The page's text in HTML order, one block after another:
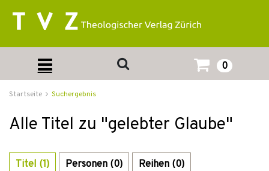
0
Startseite Suchergebnis
Alle Titel zu "gelebter Glaube"
Titel (1) Personen (0) Reihen (0)